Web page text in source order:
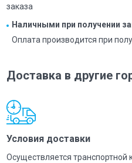
заказа
Наличными при получении
Оплата производится при
Доставка в другие
Условия доставки
Осуществляется транспортной